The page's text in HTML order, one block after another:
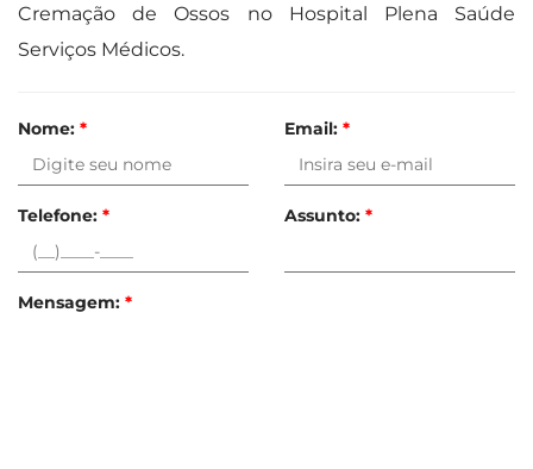
Cremação de Ossos no Hospital Plena Saúde
Serviços Médicos.
Nome: * Email: *
Telefone: * Assunto: *
Mensagem: *